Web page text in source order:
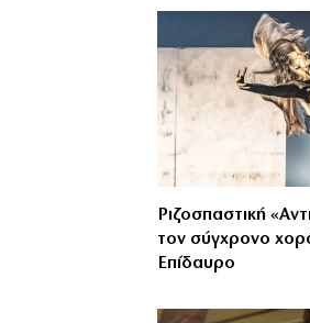
Ριζοσπαστική
τον σύγχρονο
Επίδαυρο